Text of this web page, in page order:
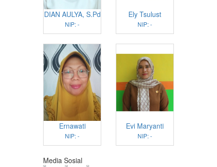
DIAN AULYA, S.Pd
NIP: -
Ely Tsulust
NIP: -
Ernawati
NIP: -
Evi Maryanti
NIP: -
Media Sosial